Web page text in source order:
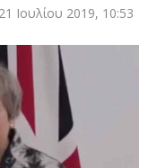
Ιουλίου 2019, 10:53